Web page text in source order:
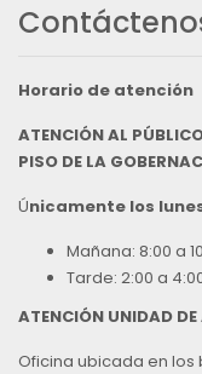
Horario de atención
ATENCIÓN AL
PISO DE LA
Únicamente los
Mañana: 8:00 a
Tarde: 2:00 a
ATENCIÓN UNIDAD
Oficina ubicada en los